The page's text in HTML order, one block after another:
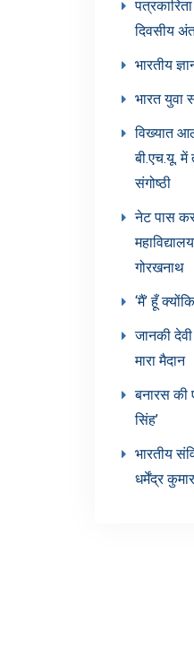
दिवसीय
भारतीय
भारत
विख्यात
बी.एच.यू. में
संगोष्ठी
नेट पास
गोरखनाथ
‘मैं’ हूँ
जानकी
मारा मैदान
बनारस की
सिंह’
भारतीय
धर्मेंद्र